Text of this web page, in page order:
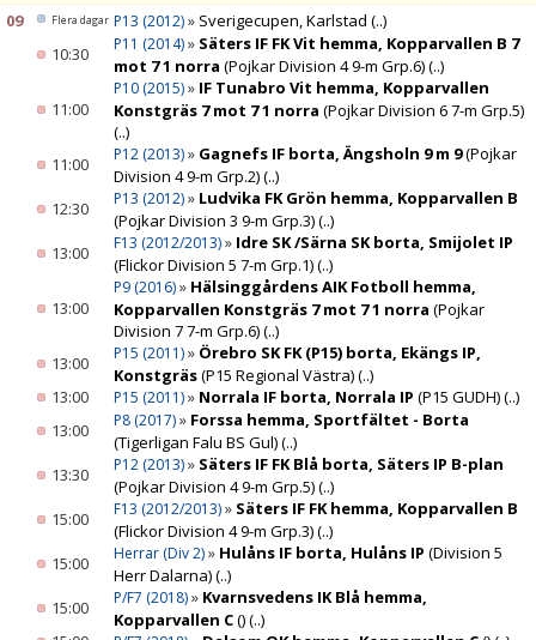
09
Flera dagar P13 (2012)» Sverigecupen, Karlstad (..)
10:30
P11 (2014)» Säters IF FK Vit hemma, Kopparvallen B 7
mot 7 1 norra (Pojkar Division 4 9-m Grp.6)(..)
11:00
P10 (2015)» IF Tunabro Vit hemma, Kopparvallen
Konstgräs 7 mot 7 1 norra (Pojkar Division 6 7-m Grp.5)
(..)
11:00
P12 (2013)» Gagnefs IF borta, Ängsholn 9 m 9(Pojkar
Division 4 9-m Grp.2)(..)
12:30
P13 (2012)» Ludvika FK Grön hemma, Kopparvallen B
(Pojkar Division 3 9-m Grp.3)(..)
13:00
F13 (2012/2013)» Idre SK /Särna SK borta, Smijolet IP
(Flickor Division 5 7-m Grp.1)(..)
13:00
P9 (2016)» Hälsinggårdens AIK Fotboll hemma,
Kopparvallen Konstgräs 7 mot 7 1 norra (Pojkar
Division 7 7-m Grp.6)(..)
13:00
P15 (2011)» Örebro SK FK (P15) borta, Ekängs IP,
Konstgräs(P15 Regional Västra)(..)
13:00
P15 (2011)» Norrala IF borta, Norrala IP (P15 GUDH)(..)
13:00
P8 (2017)» Forssa hemma, Sportfältet - Borta
(Tigerligan Falu BS Gul)(..)
13:30
P12 (2013)» Säters IF FK Blå borta, Säters IP B-plan
(Pojkar Division 4 9-m Grp.5)(..)
15:00
F13 (2012/2013)» Säters IF FK hemma, Kopparvallen B
(Flickor Division 4 9-m Grp.3)(..)
15:00
Herrar (Div 2)» Hulåns IF borta, Hulåns IP (Division 5
Herr Dalarna)(..)
15:00
P/F7 (2018)» Kvarnsvedens IK Blå hemma,
Kopparvallen C()(..)